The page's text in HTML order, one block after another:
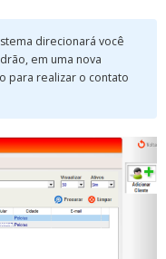
direcionará você
em uma nova
para realizar o contato